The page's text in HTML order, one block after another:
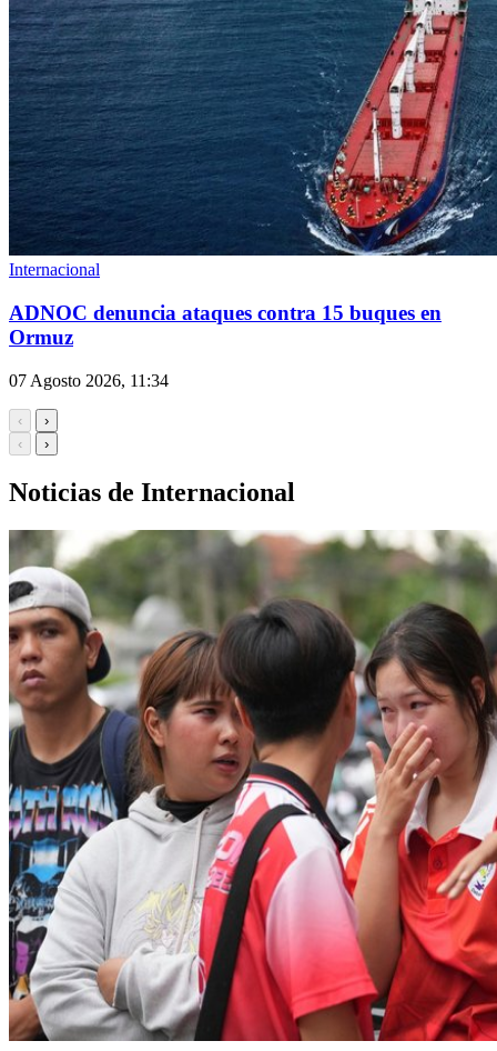
Internacional
ADNOC denuncia ataques contra 15 buques en
Ormuz
07 Agosto 2026, 11:34
‹
›
‹
›
Noticias de Internacional